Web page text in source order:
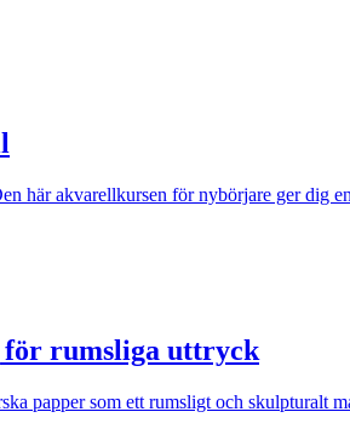
här akvarellkursen för nybörjare ger dig
för rumsliga uttryck
papper som ett rumsligt och